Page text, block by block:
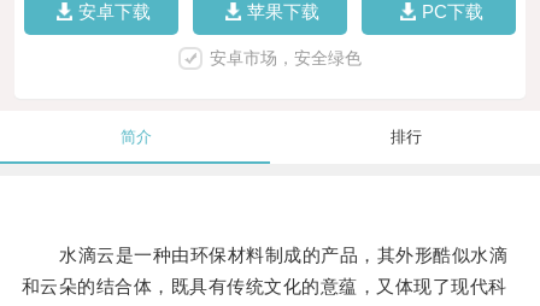
安卓下载 苹果下载 PC下载
安卓市场，安全绿色
简介 排行
水滴云是一种由环保材料制成的产品，其外形酷似水滴
和云朵的结合体，既具有传统文化的意蕴，又体现了现代科